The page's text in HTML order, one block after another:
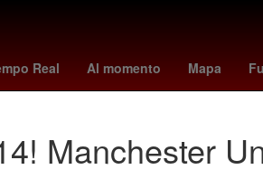
Real Al momento Mapa
Agave Juegos Panamericanos
Manchester